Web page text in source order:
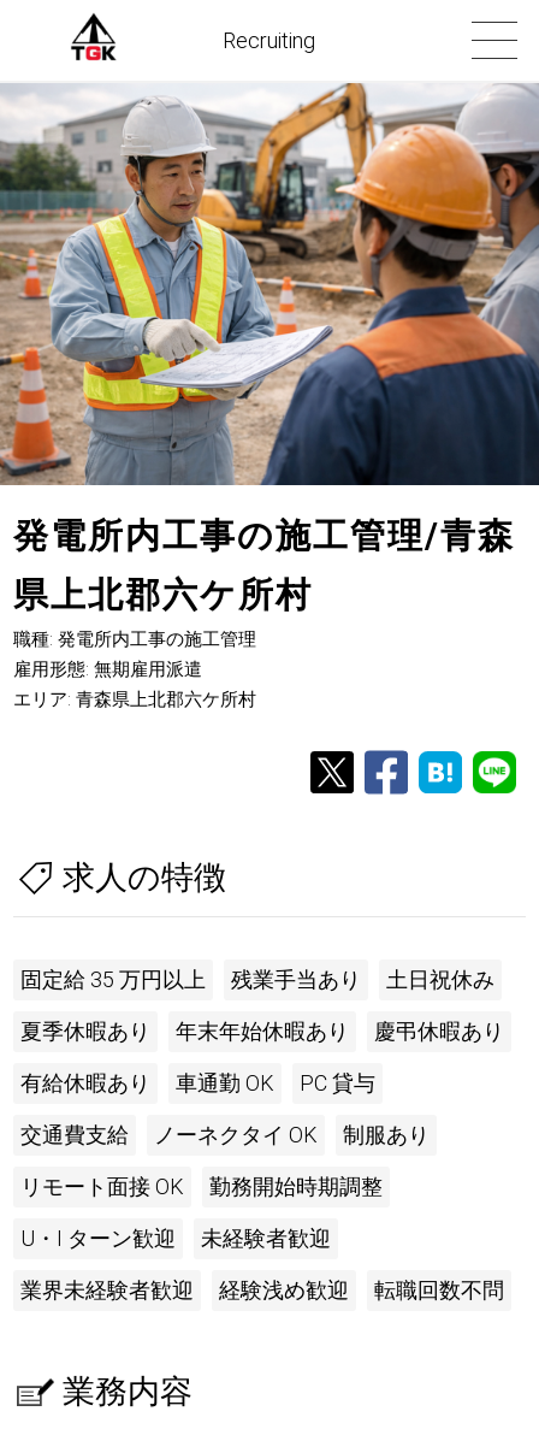
Recruiting
発電所内工事の施工管理/青森
県上北郡六ケ所村
職種: 発電所内工事の施工管理
雇用形態: 無期雇用派遣
エリア: 青森県上北郡六ケ所村
求人の特徴
固定給 35 万円以上 残業手当あり 土日祝休み
夏季休暇あり 年末年始休暇あり 慶弔休暇あり
有給休暇あり 車通勤 OK PC 貸与
交通費支給 ノーネクタイ OK 制服あり
リモート面接 OK 勤務開始時期調整
U・I ターン歓迎 未経験者歓迎
業界未経験者歓迎 経験浅め歓迎 転職回数不問
業務内容